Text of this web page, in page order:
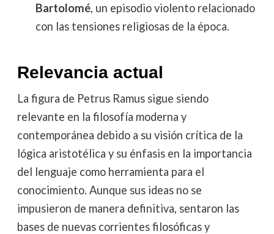
Bartolomé, un episodio violento relacionado
con las tensiones religiosas de la época.
Relevancia actual
La figura de Petrus Ramus sigue siendo
relevante en la filosofía moderna y
contemporánea debido a su visión crítica de la
lógica aristotélica y su énfasis en la importancia
del lenguaje como herramienta para el
conocimiento. Aunque sus ideas no se
impusieron de manera definitiva, sentaron las
bases de nuevas corrientes filosóficas y